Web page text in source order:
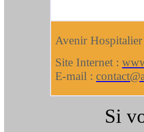
Avenir
Site Internet :
E-mail :
Si